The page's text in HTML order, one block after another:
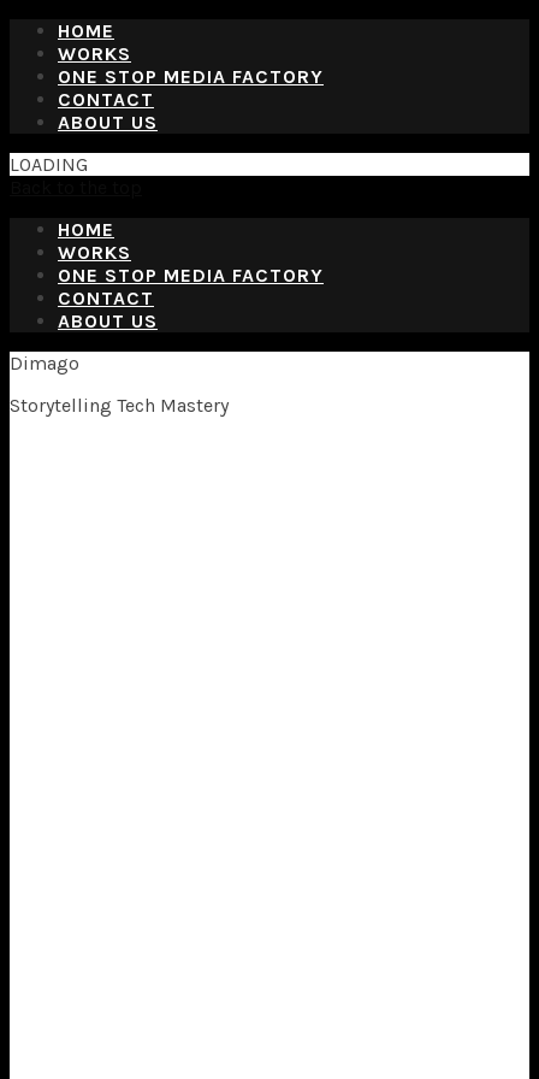
HOME
WORKS
ONE STOP MEDIA FACTORY
CONTACT
ABOUT US
LOADING
HOME
WORKS
ONE STOP MEDIA FACTORY
CONTACT
ABOUT US
Dimago
Storytelling Tech Mastery